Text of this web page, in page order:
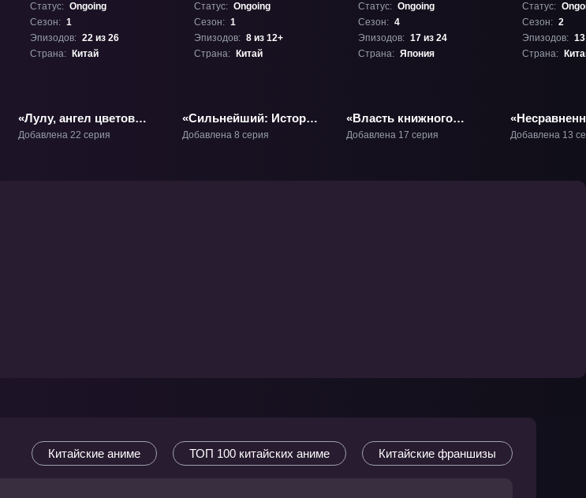
Статус: Ongoing
Сезон: 1
Эпизодов: 22 из 26
Страна:
Китай
«Лулу, ангел цветов
(2026)» ТВ-1
Добавлена 22 серия
Статус: Ongoing
Сезон: 1
Эпизодов: 8 из 12+
Страна:
Китай
«Сильнейший: История
Юньсяо Ли» ТВ-1
Добавлена 8 серия
Статус: Ongoing
Сезон: 4
Эпизодов: 17 из 24
Страна: Япония
«Власть книжного
червя: Приёмная дочь
Добавлена 17 серия
Статус:
Сезон: 2
Эпизодов:
Страна:
дух 2» ТВ-2
Добавлена 13
Китайские аниме ТОП 100 китайских аниме Китайские франшизы